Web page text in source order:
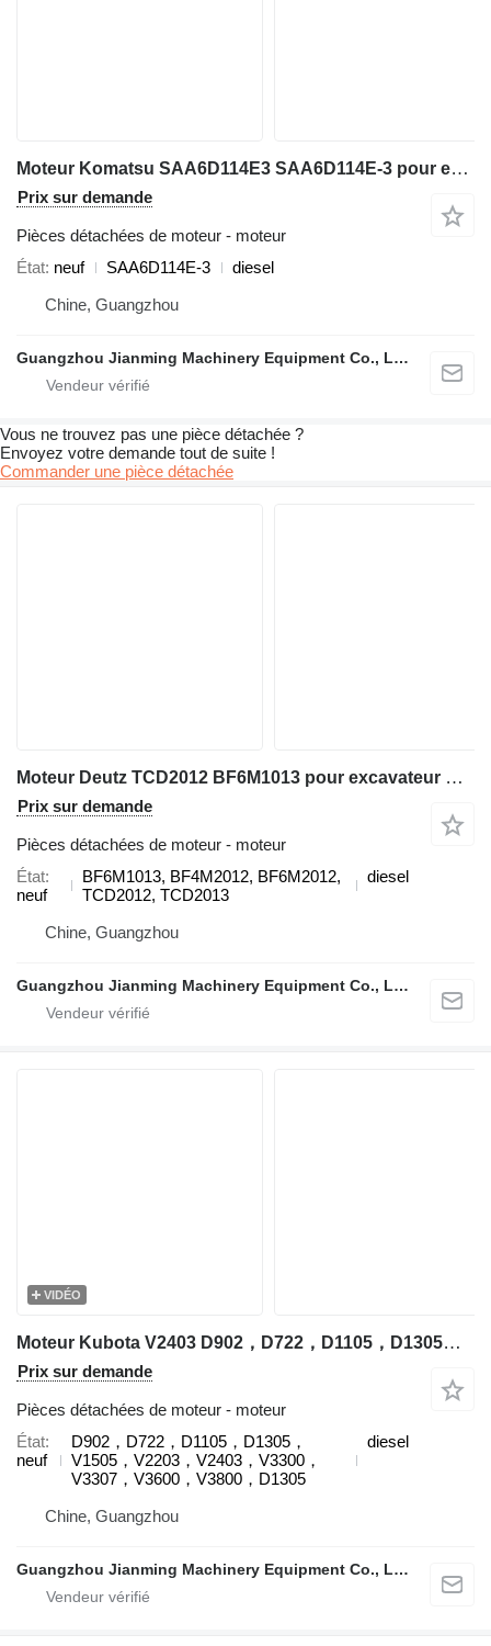
Moteur Komatsu SAA6D114E3 SAA6D114E-3 pour excavateur Komatsu
Prix sur demande
Pièces détachées de moteur - moteur
État neuf SAA6D114E-3
diesel
Chine, Guangzhou
Guangzhou Jianming Machinery Equipment Co., Ltd.
Vous ne trouvez pas une pièce détachée ?
Envoyez votre demande tout de suite !
Commander une pièce détachée
Moteur Deutz TCD2012 BF6M1013 pour excavateur Deutz
Prix sur demande
Pièces détachées de moteur - moteur
État
neuf
BF6M1013, BF4M2012, BF6M2012,
TCD2012, TCD2013
diesel
Chine, Guangzhou
Guangzhou Jianming Machinery Equipment Co., Ltd.
VIDÉO
Moteur Kubota V2403 D902，D722，D1105，D1305，V1505，V2203，V2403，V3300，V3307，V3600，V3800，D1305 pour excavateur Kubota
Prix sur demande
Pièces détachées de moteur - moteur
État
neuf
D902，D722，D1105，D1305，
V1505，V2203，V2403，V3300，
V3307，V3600，V3800，D1305
diesel
Chine, Guangzhou
Guangzhou Jianming Machinery Equipment Co., Ltd.